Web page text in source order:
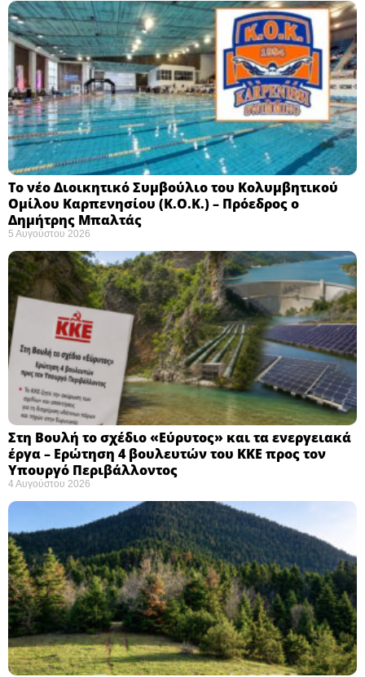
Το νέο Διοικητικό Συμβούλιο του Κολυμβητικού
Ομίλου Καρπενησίου (Κ.Ο.Κ.) – Πρόεδρος ο
Δημήτρης Μπαλτάς
5 Αυγούστου 2026
Στη Βουλή το σχέδιο «Εύρυτος» και τα ενεργειακά
έργα – Ερώτηση 4 βουλευτών του ΚΚΕ προς τον
Υπουργό Περιβάλλοντος
4 Αυγούστου 2026